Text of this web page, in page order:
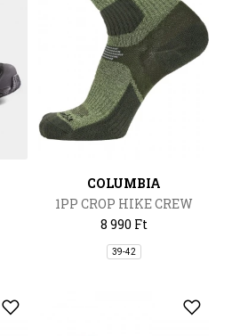
COLUMBIA
1PP CROP HIKE CREW
8 990 Ft
39-42